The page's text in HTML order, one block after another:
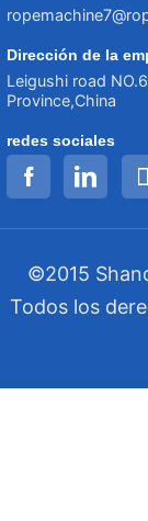
Dirección de la
Leigushi road
Province,China
redes sociales
©2015
Todos los